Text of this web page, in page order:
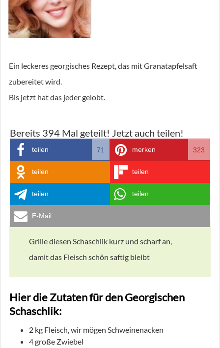
Ein leckeres georgisches Rezept, das mit Granatapfelsaft
zubereitet wird.
Bis jetzt hat das jeder gelobt.
Bereits 394 Mal geteilt! Jetzt auch teilen!
teilen 71 merken 323
teilen teilen
teilen teilen
E-Mail
Grille diesen Schaschlik kurz und scharf an,
damit das Fleisch schön saftig bleibt
Hier die Zutaten für den Georgischen
Schaschlik:
2 kg Fleisch, wir mögen Schweinenacken
4 große Zwiebel